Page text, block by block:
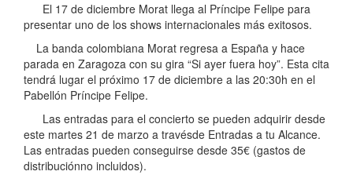
El 17 de diciembre Morat llega al Príncipe Felipe para
presentar uno de los shows internacionales más exitosos.
La banda colombiana Morat regresa a España y hace
parada en Zaragoza con su gira “Si ayer fuera hoy”. Esta cita
tendrá lugar el próximo 17 de diciembre a las 20:30h en el
Pabellón Príncipe Felipe.
Las entradas para el concierto se pueden adquirir desde
este martes 21 de marzo a travésde Entradas a tu Alcance.
Las entradas pueden conseguirse desde 35€ (gastos de
distribuciónno incluidos).